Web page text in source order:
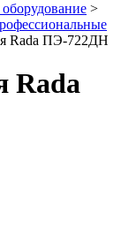
>
Rada ПЭ-722ДН
Rada